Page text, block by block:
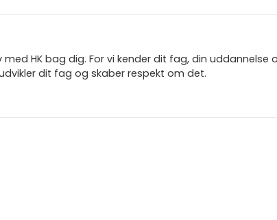
HK bag dig. For vi kender dit fag, din uddannelse
dit fag og skaber respekt om det.